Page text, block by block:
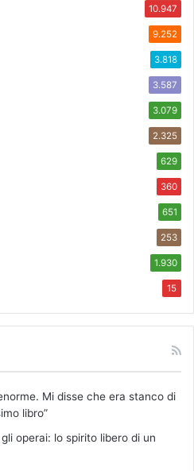
10.947
9.252
3.818
3.587
3.079
2.325
629
360
651
253
1.930
15
Mi disse che era stanco di
libro”
operai: lo spirito libero di un